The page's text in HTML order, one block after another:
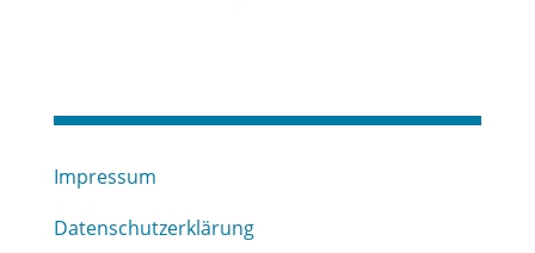
Impressum
Datenschutzerklärung